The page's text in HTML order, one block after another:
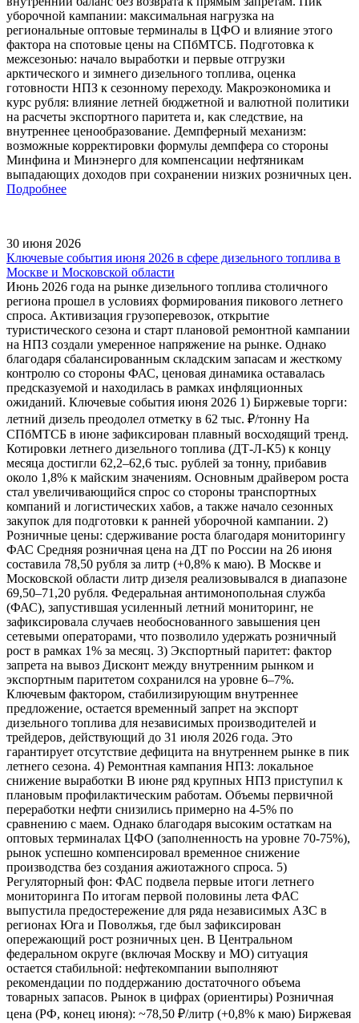
уборочной кампании: максимальная нагрузка на
региональные оптовые терминалы в ЦФО и влияние этого
фактора на спотовые цены на СПбМТСБ. Подготовка к
межсезонью: начало выработки и первые отгрузки
арктического и зимнего дизельного топлива, оценка
готовности НПЗ к сезонному переходу. Макроэкономика и
курс рубля: влияние летней бюджетной и валютной политики
на расчеты экспортного паритета и, как следствие, на
внутреннее ценообразование. Демпферный механизм:
возможные корректировки формулы демпфера со стороны
Минфина и Минэнерго для компенсации нефтяникам
выпадающих доходов при сохранении низких розничных цен.
Подробнее
30 июня 2026
Ключевые события июня 2026 в сфере дизельного топлива в
Москве и Московской области
Июнь 2026 года на рынке дизельного топлива столичного
региона прошел в условиях формирования пикового летнего
спроса. Активизация грузоперевозок, открытие
туристического сезона и старт плановой ремонтной кампании
на НПЗ создали умеренное напряжение на рынке. Однако
благодаря сбалансированным складским запасам и жесткому
контролю со стороны ФАС, ценовая динамика оставалась
предсказуемой и находилась в рамках инфляционных
ожиданий. Ключевые события июня 2026 1) Биржевые торги:
летний дизель преодолел отметку в 62 тыс. ₽/тонну На
СПбМТСБ в июне зафиксирован плавный восходящий тренд.
Котировки летнего дизельного топлива (ДТ-Л-К5) к концу
месяца достигли 62,2–62,6 тыс. рублей за тонну, прибавив
около 1,8% к майским значениям. Основным драйвером роста
стал увеличивающийся спрос со стороны транспортных
компаний и логистических хабов, а также начало сезонных
закупок для подготовки к ранней уборочной кампании. 2)
Розничные цены: сдерживание роста благодаря мониторингу
ФАС Средняя розничная цена на ДТ по России на 26 июня
составила 78,50 рубля за литр (+0,8% к маю). В Москве и
Московской области литр дизеля реализовывался в диапазоне
69,50–71,20 рубля. Федеральная антимонопольная служба
(ФАС), запустившая усиленный летний мониторинг, не
зафиксировала случаев необоснованного завышения цен
сетевыми операторами, что позволило удержать розничный
рост в рамках 1% за месяц. 3) Экспортный паритет: фактор
запрета на вывоз Дисконт между внутренним рынком и
экспортным паритетом сохранился на уровне 6–7%.
Ключевым фактором, стабилизирующим внутреннее
предложение, остается временный запрет на экспорт
дизельного топлива для независимых производителей и
трейдеров, действующий до 31 июля 2026 года. Это
гарантирует отсутствие дефицита на внутреннем рынке в пик
летнего сезона. 4) Ремонтная кампания НПЗ: локальное
снижение выработки В июне ряд крупных НПЗ приступил к
плановым профилактическим работам. Объемы первичной
переработки нефти снизились примерно на 4-5% по
сравнению с маем. Однако благодаря высоким остаткам на
оптовых терминалах ЦФО (заполненность на уровне 70-75%),
рынок успешно компенсировал временное снижение
производства без создания ажиотажного спроса. 5)
Регуляторный фон: ФАС подвела первые итоги летнего
мониторинга По итогам первой половины лета ФАС
выпустила предостережение для ряда независимых АЗС в
регионах Юга и Поволжья, где был зафиксирован
опережающий рост розничных цен. В Центральном
федеральном округе (включая Москву и МО) ситуация
остается стабильной: нефтекомпании выполняют
рекомендации по поддержанию достаточного объема
товарных запасов. Рынок в цифрах (ориентиры) Розничная
цена (РФ, конец июня): ~78,50 ₽/литр (+0,8% к маю) Биржевая